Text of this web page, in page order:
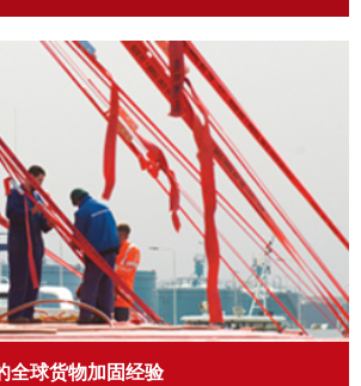
全球货物加固经验